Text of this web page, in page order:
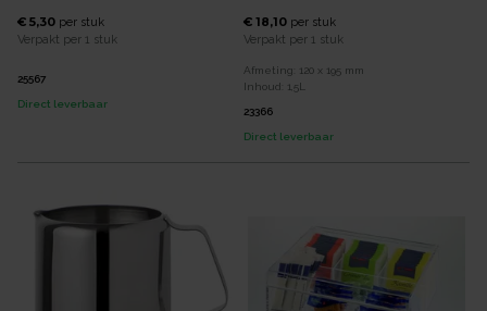
€ 5,30 per stuk
Verpakt per 1 stuk
25567
Direct leverbaar
€ 18,10 per stuk
Verpakt per 1 stuk
Afmeting: 120 x 195 mm
Inhoud:
1,5L
23366
Direct leverbaar